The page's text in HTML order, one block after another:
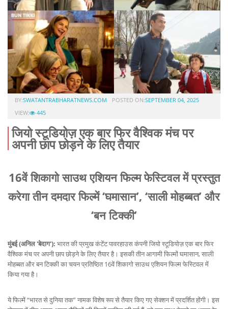
BY:SWATANTRABHARATNEWS.COM POSTED ON:SEPTEMBER 04, 2025
VIEW:
445
जियो स्टूडियोज़ एक बार फिर वैश्विक मंच पर
अपनी छाप छोड़ने के लिए तैयार
16वें शिकागो साउथ एशियन फिल्म फेस्टिवल में प्रस्तुत
करेगा तीन दमदार फिल्में ‘घमासान’, ‘साली मोहब्बत’ और
‘बन टिक्की’
मुंबई (अनिल 'बेदाग'): भारत की प्रमुख कंटेंट पावरहाउस कंपनी जियो स्टूडियोज़ एक बार फिर
वैश्विक मंच पर अपनी छाप छोड़ने के लिए तैयार है। इसकी तीन आगामी फिल्मों घमासान, साली
मोहब्बत और बन टिक्की का चयन प्रतिष्ठित 16वें शिकागो साउथ एशियन फिल्म फेस्टिवल में
किया गया है।
ये फिल्में “भारत से दुनिया तक” नामक विशेष रूप से तैयार किए गए सेक्शन में प्रदर्शित होंगी। इस